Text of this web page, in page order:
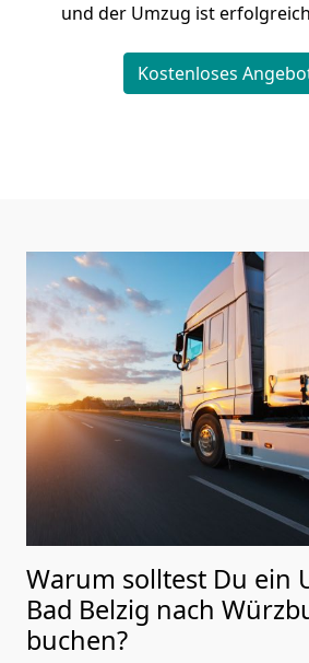
und der Umzug ist
Kostenloses
Warum solltest Du ein
Bad Belzig nach
buchen?